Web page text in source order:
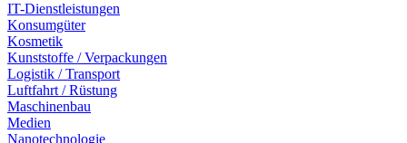
IT-Dienstleistungen
Konsumgüter
Kosmetik
Kunststoffe / Verpackungen
Logistik / Transport
Luftfahrt / Rüstung
Maschinenbau
Medien
Nanotechnologie